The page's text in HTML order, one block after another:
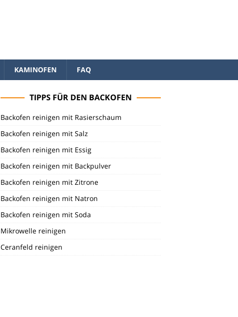
KAMINOFEN FAQ
TIPPS FÜR DEN BACKOFEN
Backofen reinigen mit Rasierschaum
Backofen reinigen mit Salz
Backofen reinigen mit Essig
Backofen reinigen mit Backpulver
Backofen reinigen mit Zitrone
Backofen reinigen mit Natron
Backofen reinigen mit Soda
Mikrowelle reinigen
Ceranfeld reinigen